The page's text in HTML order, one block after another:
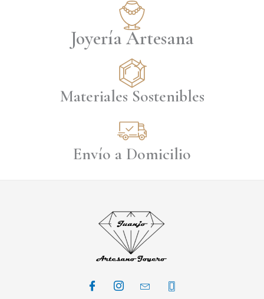
Joyería Artesana
Materiales Sostenibles
Envío a Domicilio